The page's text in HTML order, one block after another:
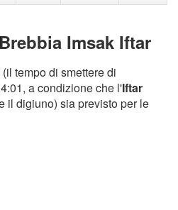
Imsak Iftar
tempo di smettere di
a condizione che l'Iftar
il digiuno) sia previsto per le